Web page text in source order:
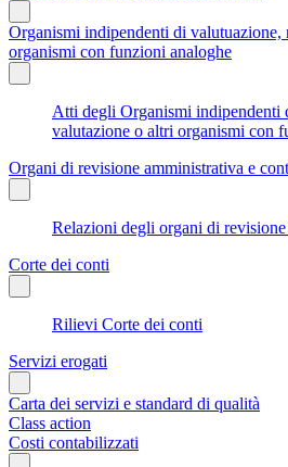
Organismi indipendenti di
organismi con funzioni analoghe
Atti degli Organismi indipendenti
valutazione o altri organismi con
Organi di revisione amministrativa e
Relazioni degli organi di
Corte dei conti
Rilievi Corte dei conti
Servizi erogati
Carta dei servizi e standard di qualità
Class action
Costi contabilizzati